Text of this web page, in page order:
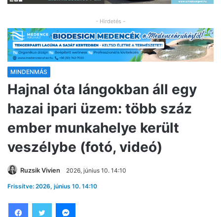
- Hirdetés -
MINDENMÁS
Hajnal óta lángokban áll egy
hazai ipari üzem: több száz
ember munkahelye került
veszélybe (fotó, videó)
Ruzsik Vivien 2026, június 10. 14:10
Frissítve: 2026, június 10. 14:10